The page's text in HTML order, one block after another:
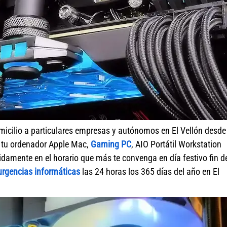
a particulares empresas y autónomos en El Vellón desde
ordenador Apple Mac, Gaming PC, AIO Portátil Workstation
en el horario que más te convenga en día festivo fin
informáticas las 24 horas los 365 días del año en El